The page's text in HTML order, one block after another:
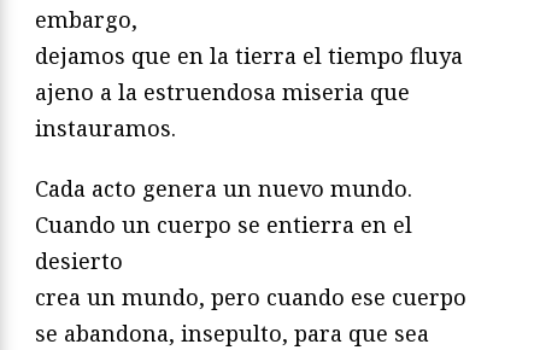
embargo,
dejamos que en la tierra el tiempo fluya
ajeno a la estruendosa miseria que
instauramos.
Cada acto genera un nuevo mundo.
Cuando un cuerpo se entierra en el
desierto
crea un mundo, pero cuando ese cuerpo
se abandona, insepulto, para que sea